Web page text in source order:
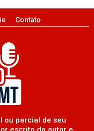
Contato
ou parcial de seu